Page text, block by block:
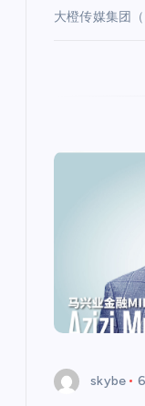
大橙传媒集团
skybe